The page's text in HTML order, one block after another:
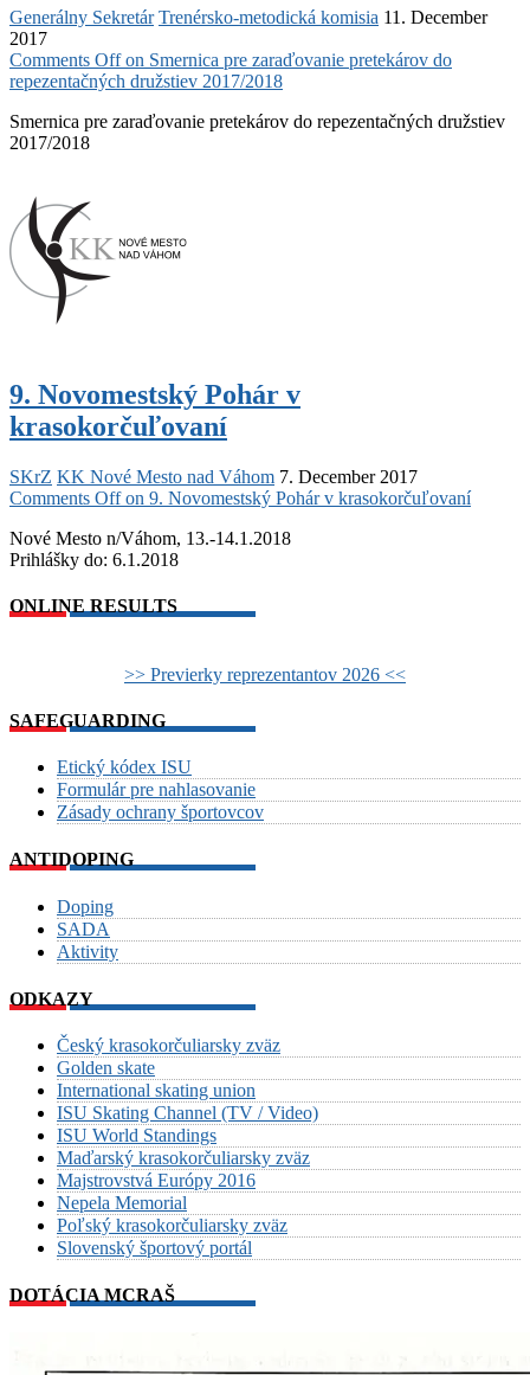
Generálny Sekretár Trenérsko-metodická komisia 11. December
2017
Comments Offon Smernica pre zaraďovanie pretekárov do
repezentačných družstiev 2017/2018
Smernica pre zaraďovanie pretekárov do repezentačných družstiev
2017/2018
9. Novomestský Pohár v
krasokorčuľovaní
SKrZ KK Nové Mesto nad Váhom 7. December 2017
Comments Offon 9. Novomestský Pohár v krasokorčuľovaní
Nové Mesto n/Váhom, 13.-14.1.2018
Prihlášky do: 6.1.2018
ONLINE RESULTS
>> Previerky reprezentantov 2026 <<
SAFEGUARDING
Etický kódex ISU
Formulár pre nahlasovanie
Zásady ochrany športovcov
ANTIDOPING
Doping
SADA
Aktivity
ODKAZY
Český krasokorčuliarsky zväz
Golden skate
International skating union
ISU Skating Channel (TV / Video)
ISU World Standings
Maďarský krasokorčuliarsky zväz
Majstrovstvá Európy 2016
Nepela Memorial
Poľský krasokorčuliarsky zväz
Slovenský športový portál
DOTÁCIA MCRAŠ